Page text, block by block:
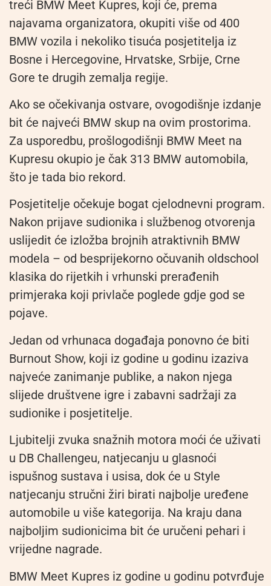
treći BMW Meet Kupres, koji će, prema
najavama organizatora, okupiti više od 400
BMW vozila i nekoliko tisuća posjetitelja iz
Bosne i Hercegovine, Hrvatske, Srbije, Crne
Gore te drugih zemalja regije.
Ako se očekivanja ostvare, ovogodišnje izdanje
bit će najveći BMW skup na ovim prostorima.
Za usporedbu, prošlogodišnji BMW Meet na
Kupresu okupio je čak 313 BMW automobila,
što je tada bio rekord.
Posjetitelje očekuje bogat cjelodnevni program.
Nakon prijave sudionika i službenog otvorenja
uslijedit će izložba brojnih atraktivnih BMW
modela – od besprijekorno očuvanih oldschool
klasika do rijetkih i vrhunski prerađenih
primjeraka koji privlače poglede gdje god se
pojave.
Jedan od vrhunaca događaja ponovno će biti
Burnout Show, koji iz godine u godinu izaziva
najveće zanimanje publike, a nakon njega
slijede društvene igre i zabavni sadržaji za
sudionike i posjetitelje.
Ljubitelji zvuka snažnih motora moći će uživati
u DB Challengeu, natjecanju u glasnoći
ispušnog sustava i usisa, dok će u Style
natjecanju stručni žiri birati najbolje uređene
automobile u više kategorija. Na kraju dana
najboljim sudionicima bit će uručeni pehari i
vrijedne nagrade.
BMW Meet Kupres iz godine u godinu potvrđuje